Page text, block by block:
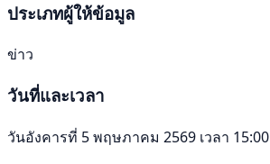
ประเภทผู้ให้ข้อมูล
ข่าว
วันที่และเวลา
วันอังคารที่ 5 พฤษภาคม 2569 เวลา 15:00